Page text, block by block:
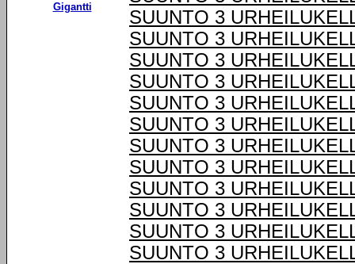
Gigantti
SUUNTO 3
SUUNTO 3
SUUNTO 3
SUUNTO 3
SUUNTO 3
SUUNTO 3
SUUNTO 3
SUUNTO 3
SUUNTO 3
SUUNTO 3
SUUNTO 3
SUUNTO 3